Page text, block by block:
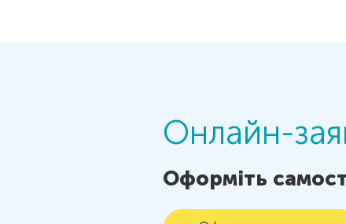
Онлайн-
Оформіть